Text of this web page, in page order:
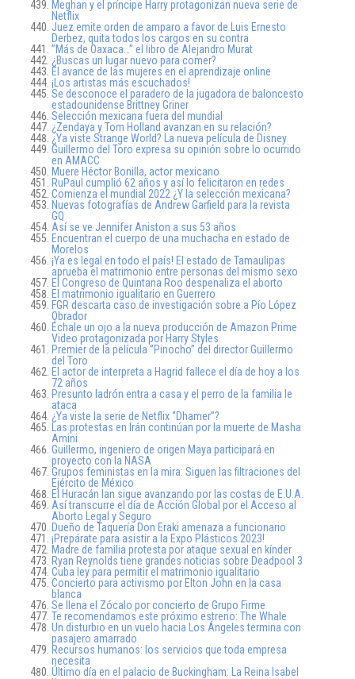
Meghan y el príncipe Harry protagonizan nueva serie de
Netflix
Juez emite orden de amparo a favor de Luis Ernesto
Derbez, quita todos los cargos en su contra
”Más de Oaxaca…” el libro de Alejandro Murat
¿Buscas un lugar nuevo para comer?
El avance de las mujeres en el aprendizaje online
¡Los artistas más escuchados!
Se desconoce el paradero de la jugadora de baloncesto
estadounidense Brittney Griner
Selección mexicana fuera del mundial
¿Zendaya y Tom Holland avanzan en su relación?
¿Ya viste Strange World? La nueva película de Disney
Guillermo del Toro expresa su opinión sobre lo ocurrido
en AMACC
Muere Héctor Bonilla, actor mexicano
RuPaul cumplió 62 años y así lo felicitaron en redes
Comienza el mundial 2022 ¿Y la selección mexicana?
Nuevas fotografías de Andrew Garfield para la revista
GQ
Así se ve Jennifer Aniston a sus 53 años
Encuentran el cuerpo de una muchacha en estado de
Morelos
¡Ya es legal en todo el país! El estado de Tamaulipas
aprueba el matrimonio entre personas del mismo sexo
El Congreso de Quintana Roo despenaliza el aborto
El matrimonio igualitario en Guerrero
FGR descarta caso de investigación sobre a Pío López
Obrador
Échale un ojo a la nueva producción de Amazon Prime
Video protagonizada por Harry Styles
Premier de la película ‘’Pinocho’’ del director Guillermo
del Toro
El actor de interpreta a Hagrid fallece el día de hoy a los
72 años
Presunto ladrón entra a casa y el perro de la familia le
ataca
¿Ya viste la serie de Netflix ‘’Dhamer’’?
Las protestas en Irán continúan por la muerte de Masha
Amini
Guillermo, ingeniero de origen Maya participará en
proyecto con la NASA
Grupos feministas en la mira: Siguen las filtraciones del
Ejército de México
El Huracán Ian sigue avanzando por las costas de E.U.A.
Así transcurre el día de Acción Global por el Acceso al
Aborto Legal y Seguro
Dueño de Taquería Don Eraki amenaza a funcionario
¡Prepárate para asistir a la Expo Plásticos 2023!
Madre de familia protesta por ataque sexual en kínder
Ryan Reynolds tiene grandes noticias sobre Deadpool 3
Cuba ley para permitir el matrimonio igualitario
Concierto para activismo por Elton John en la casa
blanca
Se llena el Zócalo por concierto de Grupo Firme
Te recomendamos este próximo estreno: The Whale
Un disturbio en un vuelo hacia Los Ángeles termina con
pasajero amarrado
Recursos humanos: los servicios que toda empresa
necesita
Último día en el palacio de Buckingham: La Reina Isabel